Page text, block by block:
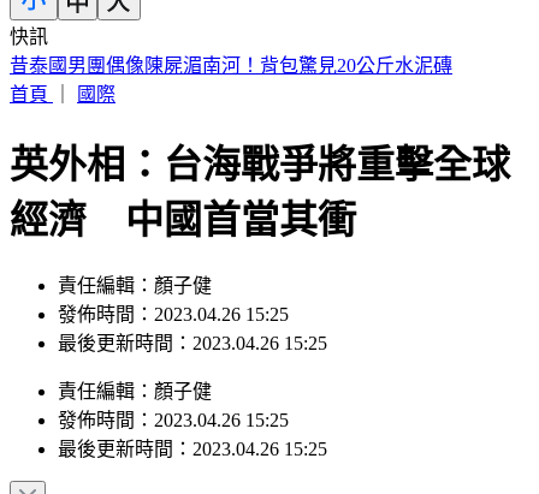
快訊
阿伯車廂內狂罵女兒！列車長下班後勸阻被爆揍
首頁
國際
英外相：台海戰爭將重擊全球
經濟 中國首當其衝
責任編輯：顏子健
發佈時間：2023.04.26 15:25
最後更新時間：2023.04.26 15:25
責任編輯 ： 顏子健
發佈時間： 2023.04.26 15:25
最後更新時間： 2023.04.26 15:25